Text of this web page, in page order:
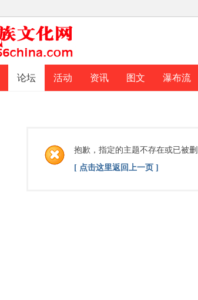
论坛 活动 资讯 图文 瀑布流
抱歉，指定的主题不存在或已被
[ 点击这里返回上一页 ]